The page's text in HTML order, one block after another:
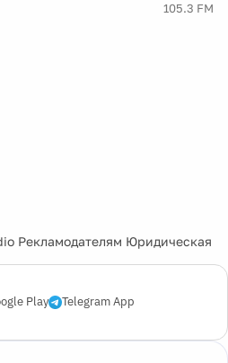
105.3 FM
Рекламодателям Юридическая
Play Telegram App